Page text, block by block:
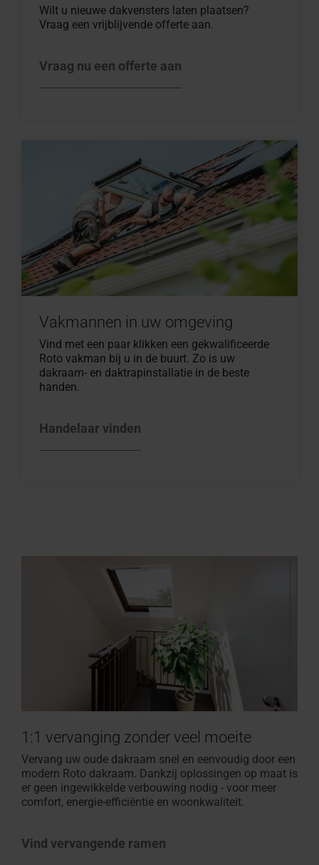
Wilt u nieuwe dakvensters laten plaatsen?
Vraag een vrijblijvende offerte aan.
Vraag nu een offerte aan
Vakmannen in uw omgeving
Vind met een paar klikken een gekwalificeerde
Roto vakman bij u in de buurt. Zo is uw
dakraam- en daktrapinstallatie in de beste
handen.
Handelaar vinden
1:1 vervanging zonder veel moeite
Vervang uw oude dakraam snel en eenvoudig door een
modern Roto dakraam. Dankzij oplossingen op maat is
er geen ingewikkelde verbouwing nodig - voor meer
comfort, energie-efficiëntie en woonkwaliteit.
Vind vervangende ramen